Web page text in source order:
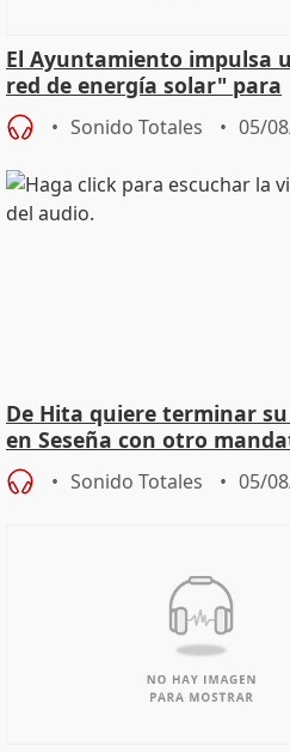
El Ayuntamiento impulsa
red de energía solar" para
autoconsumo
Sonido Totales 05/
De Hita quiere terminar
en Seseña con otro
Sonido Totales 05/